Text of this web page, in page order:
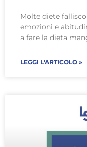
Molte diete
emozioni e
a fare la dieta
LEGGI L'ARTICOLO »